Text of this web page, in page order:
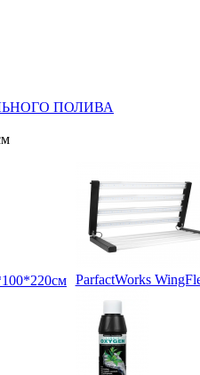
ПОЛИВА
ParfactWorks